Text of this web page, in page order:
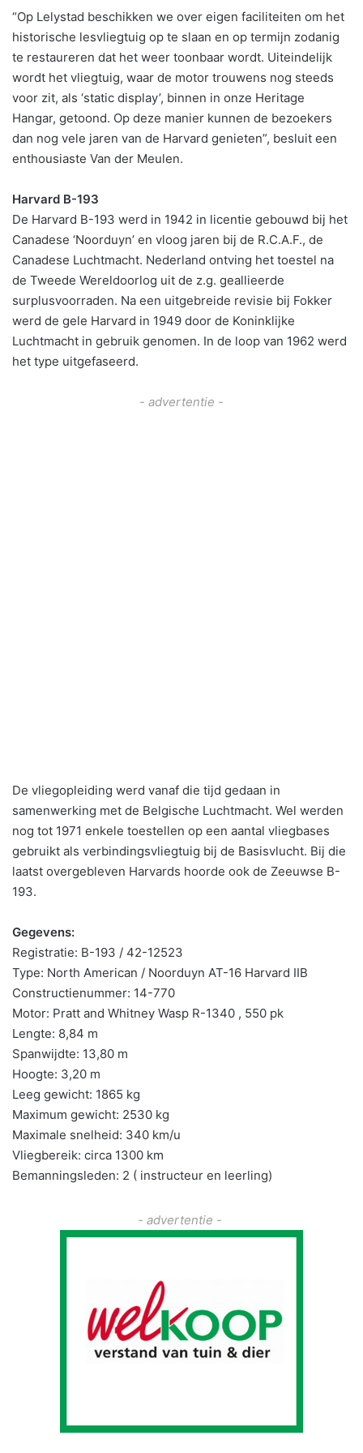
“Op Lelystad beschikken we over eigen faciliteiten om het
historische lesvliegtuig op te slaan en op termijn zodanig
te restaureren dat het weer toonbaar wordt. Uiteindelijk
wordt het vliegtuig, waar de motor trouwens nog steeds
voor zit, als ‘static display’, binnen in onze Heritage
Hangar, getoond. Op deze manier kunnen de bezoekers
dan nog vele jaren van de Harvard genieten”, besluit een
enthousiaste Van der Meulen.
Harvard B-193
De Harvard B-193 werd in 1942 in licentie gebouwd bij het
Canadese ‘Noorduyn’ en vloog jaren bij de R.C.A.F., de
Canadese Luchtmacht. Nederland ontving het toestel na
de Tweede Wereldoorlog uit de z.g. geallieerde
surplusvoorraden. Na een uitgebreide revisie bij Fokker
werd de gele Harvard in 1949 door de Koninklijke
Luchtmacht in gebruik genomen. In de loop van 1962 werd
het type uitgefaseerd.
- advertentie -
De vliegopleiding werd vanaf die tijd gedaan in
samenwerking met de Belgische Luchtmacht. Wel werden
nog tot 1971 enkele toestellen op een aantal vliegbases
gebruikt als verbindingsvliegtuig bij de Basisvlucht. Bij die
laatst overgebleven Harvards hoorde ook de Zeeuwse B-
193.
Gegevens:
Registratie: B-193 / 42-12523
Type: North American / Noorduyn AT-16 Harvard IIB
Constructienummer: 14-770
Motor: Pratt and Whitney Wasp R-1340 , 550 pk
Lengte: 8,84 m
Spanwijdte: 13,80 m
Hoogte: 3,20 m
Leeg gewicht: 1865 kg
Maximum gewicht: 2530 kg
Maximale snelheid: 340 km/u
Vliegbereik: circa 1300 km
Bemanningsleden: 2 ( instructeur en leerling)
- advertentie -